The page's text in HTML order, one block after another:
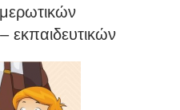
εκπαιδευτικών